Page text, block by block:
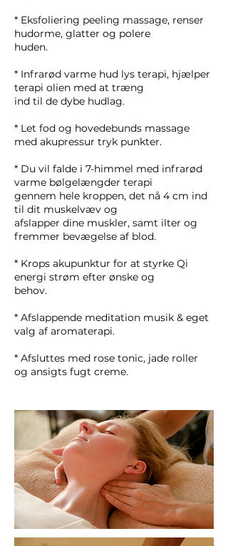
* Eksfoliering peeling massage, renser
hudorme, glatter og polere
huden.
* Infrarød varme hud lys terapi, hjælper
terapi olien med at træng
ind til de dybe hudlag.
* Let fod og hovedebunds massage
med akupressur tryk punkter.
* Du vil falde i 7-himmel med infrarød
varme bølgelængder terapi
gennem hele kroppen, det nå 4 cm ind
til dit muskelvæv og
afslapper dine muskler, samt ilter og
fremmer bevægelse af blod.
* Krops akupunktur for at styrke Qi
energi strøm efter ønske og
behov.
* Afslappende meditation musik & eget
valg af aromaterapi.
* Afsluttes med rose tonic, jade roller
og ansigts fugt creme.